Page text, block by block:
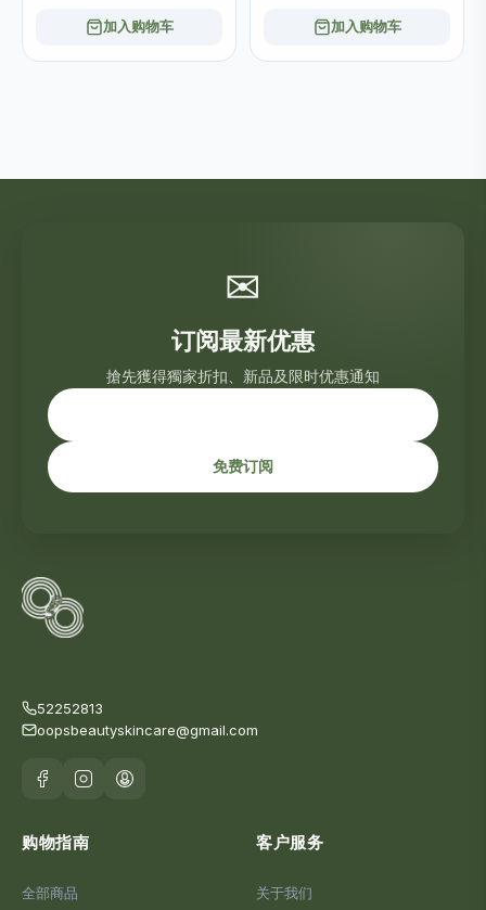
加入购物车 加入购物车
✉
订阅最新优惠
搶先獲得獨家折扣、新品及限时优惠通知
免费订阅
52252813
oopsbeautyskincare@gmail.com
购物指南
全部商品
客户服务
关于我们